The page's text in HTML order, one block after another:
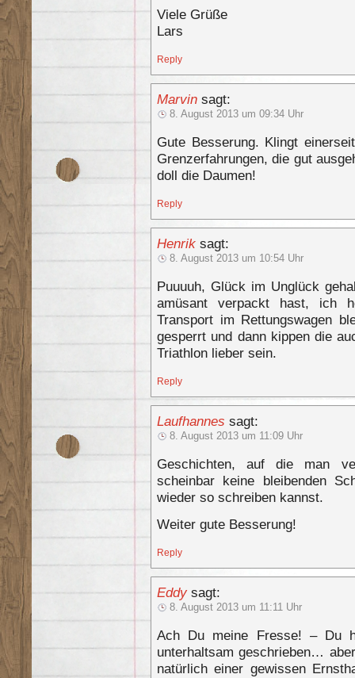
Viele Grüße
Lars
Reply
Marvin sagt:
8. August 2013 um 09:34 Uhr
Gute Besserung. Klingt
Grenzerfahrungen, die gut
doll die Daumen!
Reply
Henrik sagt:
8. August 2013 um 10:54 Uhr
Puuuuh, Glück im Unglück
amüsant verpackt hast, ich
Transport im Rettungswagen
gesperrt und dann kippen die
Triathlon lieber sein.
Reply
Laufhannes sagt:
8. August 2013 um 11:09 Uhr
Geschichten, auf die man
scheinbar keine bleibenden
wieder so schreiben kannst.
Weiter gute Besserung!
Reply
Eddy sagt:
8. August 2013 um 11:11 Uhr
Ach Du meine Fresse! – Du
unterhaltsam geschrieben…
natürlich einer gewissen